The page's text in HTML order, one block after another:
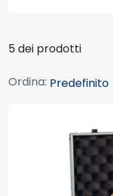
5 dei prodotti
Ordina: